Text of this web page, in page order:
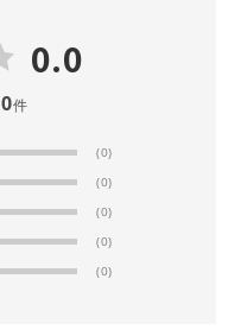
0.0
0件
(0)
(0)
(0)
(0)
(0)